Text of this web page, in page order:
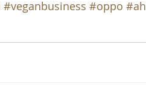
#veganbusiness #oppo #ah